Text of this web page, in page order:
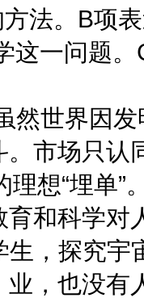
法。B项
这一问题
世界因发
。市场只认
理想“埋单
育和科学对
，探究宇
业，也没有